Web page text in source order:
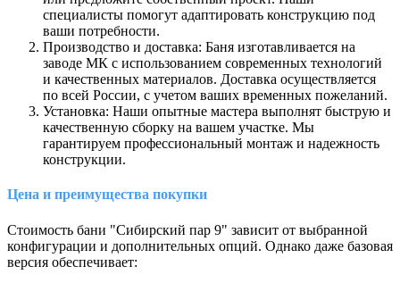
специалисты помогут адаптировать конструкцию под
ваши потребности.
Производство и доставка: Баня изготавливается на
заводе МК с использованием современных технологий
и качественных материалов. Доставка осуществляется
по всей России, с учетом ваших временных пожеланий.
Установка: Наши опытные мастера выполнят быструю и
качественную сборку на вашем участке. Мы
гарантируем профессиональный монтаж и надежность
конструкции.
Цена и преимущества покупки
Стоимость бани "Сибирский пар 9" зависит от выбранной
конфигурации и дополнительных опций. Однако даже базовая
версия обеспечивает: